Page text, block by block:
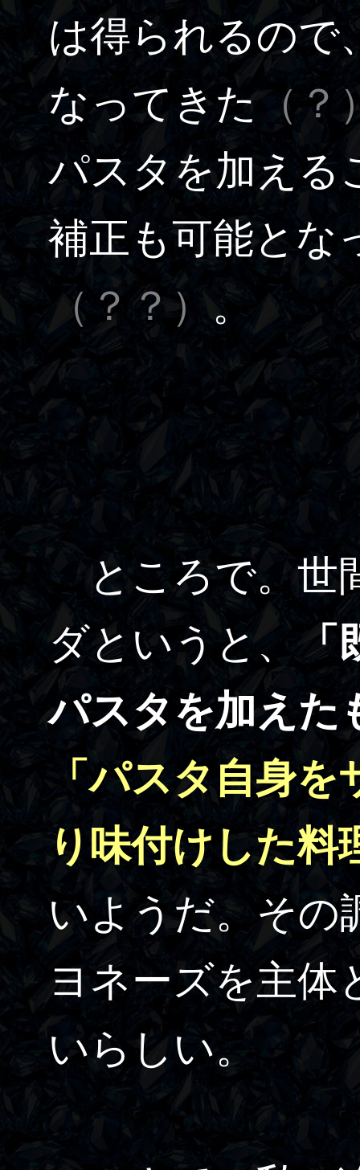
は得られるので
なってきた （？
パスタを加える
補正も可能とな
（？？） 。
ところで。世
ダというと、
「
パスタを加えた
「パスタ自身
り味付けした料
いようだ。その
ヨネーズを主体
いらしい。